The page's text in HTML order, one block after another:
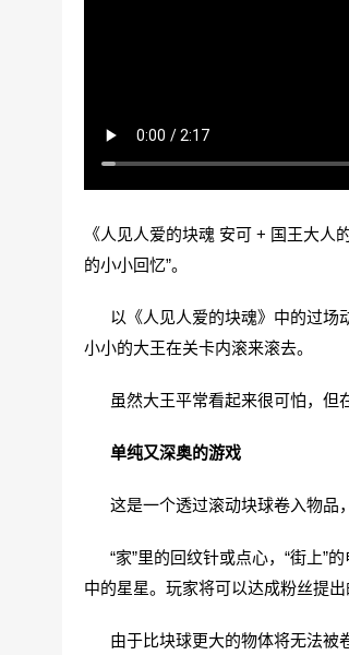
《人见人爱的块魂 安可 + 国王大人
的小小回忆”。
以《人见人爱的块魂》中的过场
小小的大王在关卡内滚来滚去。
虽然大王平常看起来很可怕，但
单纯又深奥的游戏
这是一个透过滚动块球卷入物品
“家”里的回纹针或点心，“街上”
中的星星。玩家将可以达成粉丝提出
由于比块球更大的物体将无法被